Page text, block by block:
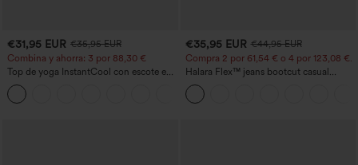
€31,95 EUR €35,95 EUR
Combina y ahorra: 3 por 88,30 €
Top de yoga InstantCool con escote en
U y bajo curvado - UPF50+
€35,95 EUR €44,95 EUR
Compra 2 por 61,54 € o 4 por 123,08 €.
Halara Flex™ jeans bootcut casual
lavados, de talle alto y con bolsillos